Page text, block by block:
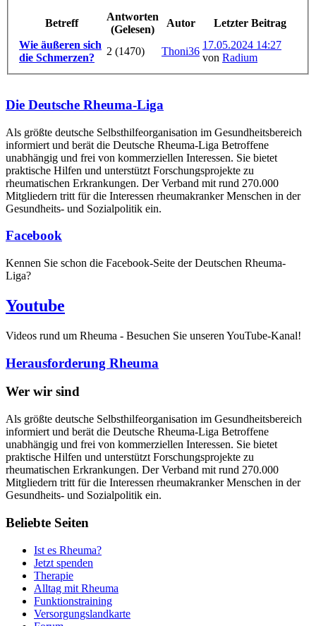
Betreff
Antworten
(Gelesen)
Autor
Letzter Beitrag
Wie äußeren sich
die Schmerzen?
2 (1470) Thoni36
17.05.2024 14:27
von Radium
Die Deutsche Rheuma-Liga
Als größte deutsche Selbsthilfe­organisation im Gesundheitsbereich
informiert und berät die Deutsche Rheuma-Liga Betroffene
unabhängig und frei von kommerziellen Interessen. Sie bietet
praktische Hilfen und unterstützt Forschungsprojekte zu
rheumatischen Erkrankungen. Der Verband mit rund 270.000
Mitgliedern tritt für die Interessen rheumakranker Menschen in der
Gesundheits- und Sozialpolitik ein.
Facebook
Kennen Sie schon die Facebook-Seite der Deutschen Rheuma-
Liga?
Youtube
Videos rund um Rheuma - Besuchen Sie unseren YouTube-Kanal!
Herausforderung Rheuma
Wer wir sind
Als größte deutsche Selbsthilfeorganisation im Gesundheitsbereich
informiert und berät die Deutsche Rheuma-Liga Betroffene
unabhängig und frei von kommerziellen Interessen. Sie bietet
praktische Hilfen und unterstützt Forschungsprojekte zu
rheumatischen Erkrankungen. Der Verband mit rund 270.000
Mitgliedern tritt für die Interessen rheumakranker Menschen in der
Gesundheits- und Sozialpolitik ein.
Beliebte Seiten
Ist es Rheuma?
Jetzt spenden
Therapie
Alltag mit Rheuma
Funktionstraining
Versorgungslandkarte